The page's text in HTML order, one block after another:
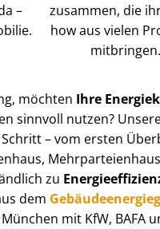
–
zusammen, die
how aus vielen
mitbringen.
möchten Ihre
sinnvoll nutzen?
– vom ersten
zu
dem
mit KfW, BAFA